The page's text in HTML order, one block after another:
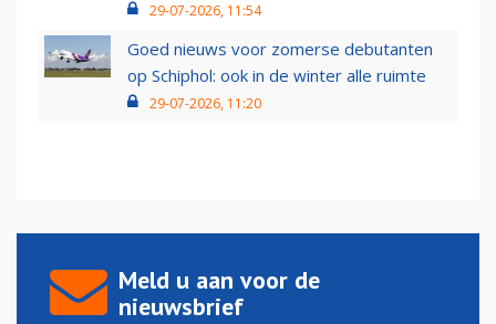
29-07-2026, 11:54
Goed nieuws voor zomerse debutanten
op Schiphol: ook in de winter alle ruimte
29-07-2026, 11:20
Meld u aan voor de
nieuwsbrief